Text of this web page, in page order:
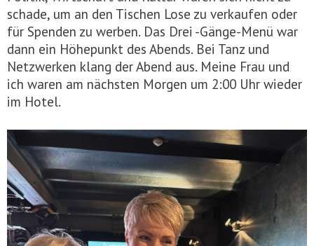
schade, um an den Tischen Lose zu verkaufen oder
für Spenden zu werben. Das Drei -Gänge-Menü war
dann ein Höhepunkt des Abends. Bei Tanz und
Netzwerken klang der Abend aus. Meine Frau und
ich waren am nächsten Morgen um 2:00 Uhr wieder
im Hotel.